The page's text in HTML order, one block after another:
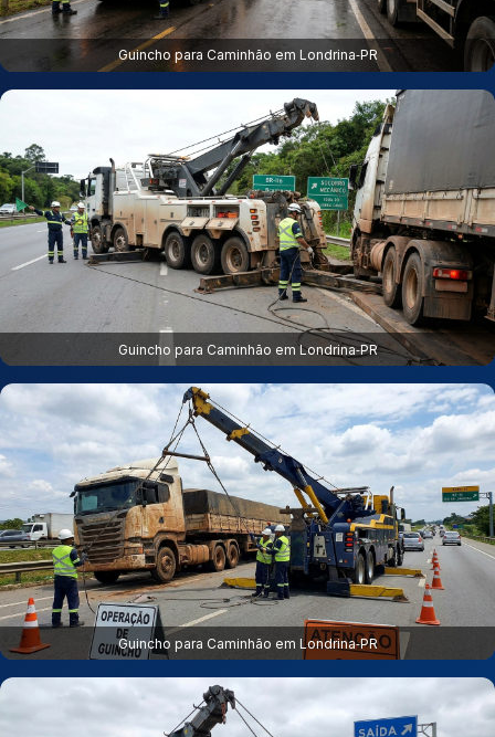
Guincho para Caminhão em Londrina‑PR
Guincho para Caminhão em Londrina‑PR
Guincho para Caminhão em Londrina‑PR